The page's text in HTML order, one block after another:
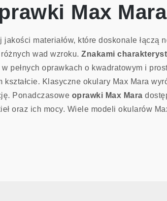
Max
materiałów, które doskonale
wad wzroku. Znakami
pełnych oprawkach o kwadratowym i
Klasyczne okulary Max Mara
Ponadczasowe oprawki Max Mara
oraz ich mocy. Wiele modeli okularów